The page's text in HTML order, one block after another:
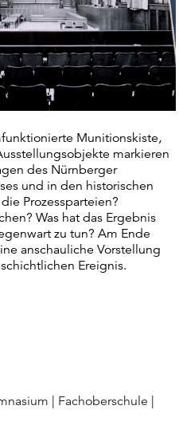
Munitionskiste,
markieren
des Nürnberger
und in den historischen
Prozessparteien?
Was hat das Ergebnis
zu tun? Am Ende
anschauliche Vorstellung
Ereignis.
| Fachoberschule |